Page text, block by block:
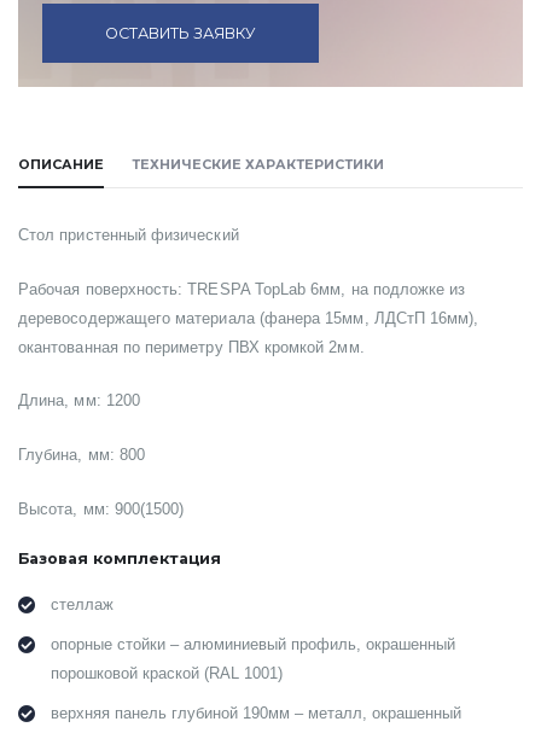
ОСТАВИТЬ ЗАЯВКУ
ОПИСАНИЕ ТЕХНИЧЕСКИЕ ХАРАКТЕРИСТИКИ
Стол пристенный физический
Рабочая поверхность: TRESPA TopLab 6мм, на подложке из
деревосодержащего материала (фанера 15мм, ЛДСтП 16мм),
окантованная по периметру ПВХ кромкой 2мм.
Длина, мм: 1200
Глубина, мм: 800
Высота, мм: 900(1500)
Базовая комплектация
стеллаж
опорные стойки – алюминиевый профиль, окрашенный
порошковой краской (RAL 1001)
верхняя панель глубиной 190мм – металл, окрашенный